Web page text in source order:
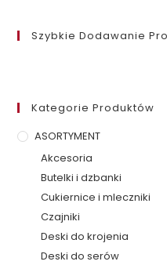
Szybkie Dodawanie
Kategorie Produktów
ASORTYMENT
Akcesoria
Butelki i dzbanki
Cukiernice i mleczniki
Czajniki
Deski do krojenia
Deski do serów